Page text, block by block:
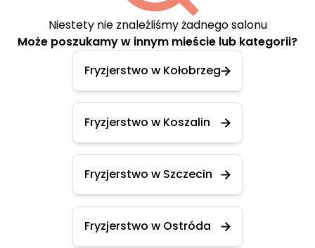
Niestety nie znaleźliśmy żadnego salonu
Może poszukamy w innym mieście lub kategorii?
Fryzjerstwo w Kołobrzeg
Fryzjerstwo w Koszalin
Fryzjerstwo w Szczecin
Fryzjerstwo w Ostróda